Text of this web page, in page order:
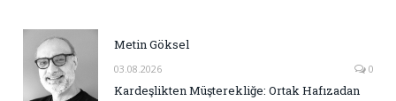
Metin Göksel
03.08.2026 0
Kardeşlikten Müşterekliğe: Ortak Hafızadan